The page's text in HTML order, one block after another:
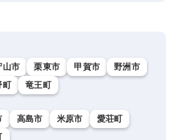
山市 栗東市 甲賀市
野洲市
町 竜王町
高島市 米原市
愛荘町